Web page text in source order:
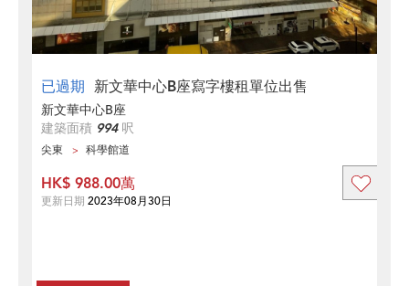
已過期 新文華中心B座寫字樓租單位出售
新文華中心B座
建築面積 994呎
尖東 科學館道
HK$ 988.00萬
更新日期 2023年08月30日